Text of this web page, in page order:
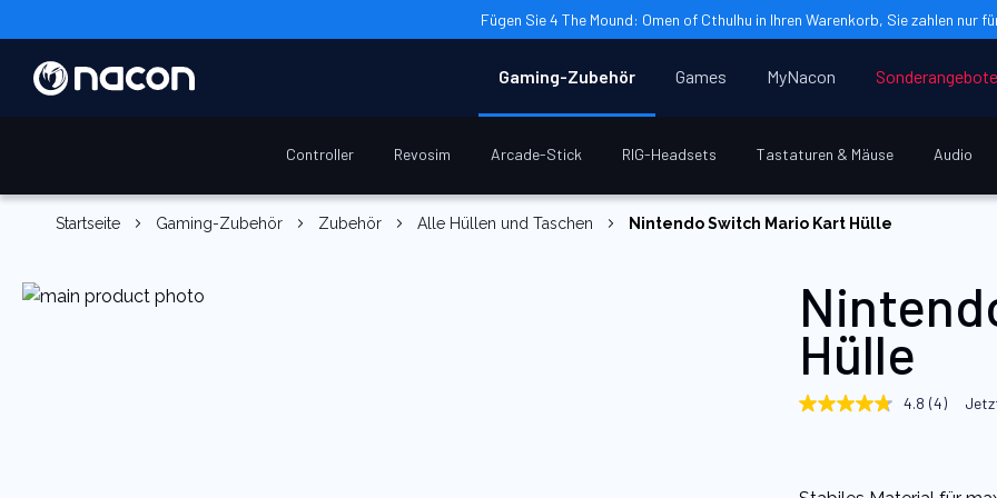
Fügen Sie 4 The Mound: Omen of Cthulhu in Ihren Warenkorb, Sie zahlen nur
Gaming-Zubehör
Controller Revosim Arcade-Stick RIG-Headsets Tastaturen & Mäuse Audio
Games MyNacon Sonderangebote
Startseite Gaming-Zubehör Zubehör Alle Hüllen und Taschen Nintendo Switch Mario Kart Hülle
Zum
Hülle
4.8
4.8 (4)